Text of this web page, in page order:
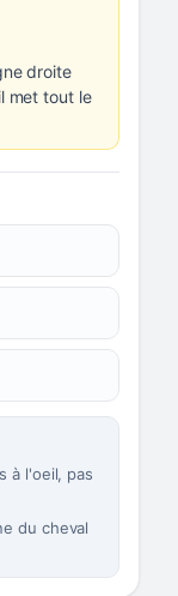
droite
met tout le
à l'oeil, pas
du cheval